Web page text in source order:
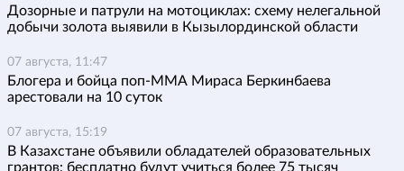
Дозорные и патрули на мотоциклах: схему нелегальной
добычи золота выявили в Кызылординской области
07 августа, 11:47
Блогера и бойца поп-ММА Мираса Беркинбаева
арестовали на 10 суток
07 августа, 15:19
В Казахстане объявили обладателей образовательных
грантов: бесплатно будут учиться более 75 тысяч